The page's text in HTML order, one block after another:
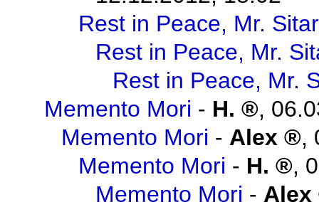
Rest in Peace, Mr. Sitar
Rest in Peace, Mr.
Rest in Peace, Mr.
Memento Mori - H. ,
Memento Mori - Alex ,
Memento Mori - H. ,
Memento Mori - Alex